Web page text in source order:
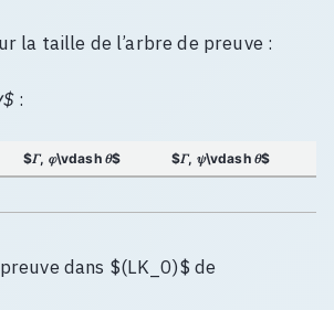
la taille de l’arbre de preuve :
:
$𝛤, 𝜑\vdash 𝜃$ $𝛤, 𝜓\vdash 𝜃$
dans $(LK_0)$ de